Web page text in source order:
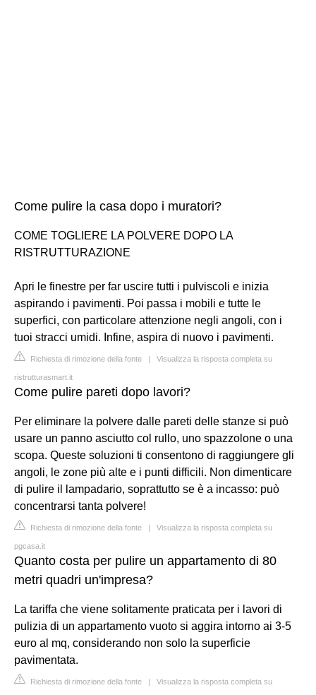
Come pulire la casa dopo i muratori?
COME TOGLIERE LA POLVERE DOPO LA
RISTRUTTURAZIONE
Apri le finestre per far uscire tutti i pulviscoli e inizia
aspirando i pavimenti. Poi passa i mobili e tutte le
superfici, con particolare attenzione negli angoli, con i
tuoi stracci umidi. Infine, aspira di nuovo i pavimenti.
Richiesta di rimozione della fonte | Visualizza la risposta completa su
ristrutturasmart.it
Come pulire pareti dopo lavori?
Per eliminare la polvere dalle pareti delle stanze si può
usare un panno asciutto col rullo, uno spazzolone o una
scopa. Queste soluzioni ti consentono di raggiungere gli
angoli, le zone più alte e i punti difficili. Non dimenticare
di pulire il lampadario, soprattutto se è a incasso: può
concentrarsi tanta polvere!
Richiesta di rimozione della fonte | Visualizza la risposta completa su
pgcasa.it
Quanto costa per pulire un appartamento di 80
metri quadri un'impresa?
La tariffa che viene solitamente praticata per i lavori di
pulizia di un appartamento vuoto si aggira intorno ai 3-5
euro al mq, considerando non solo la superficie
pavimentata.
Richiesta di rimozione della fonte | Visualizza la risposta completa su